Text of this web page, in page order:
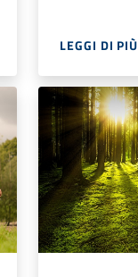
LEGGI DI PIÙ